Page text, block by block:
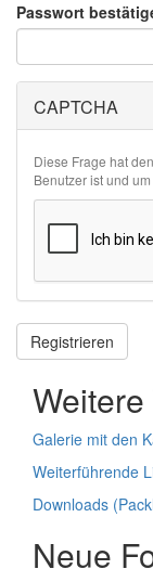
Passwort
CAPTCHA
Diese Frage hat
Benutzer ist und
Registrieren
Weitere
Galerie mit den
Weiterführende
Downloads
Neue